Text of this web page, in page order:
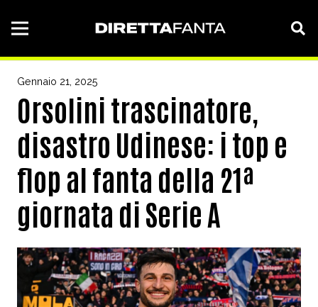
Gennaio 21, 2025
Orsolini trascinatore,
disastro Udinese: i top e
flop al fanta della 21ª
giornata di Serie A